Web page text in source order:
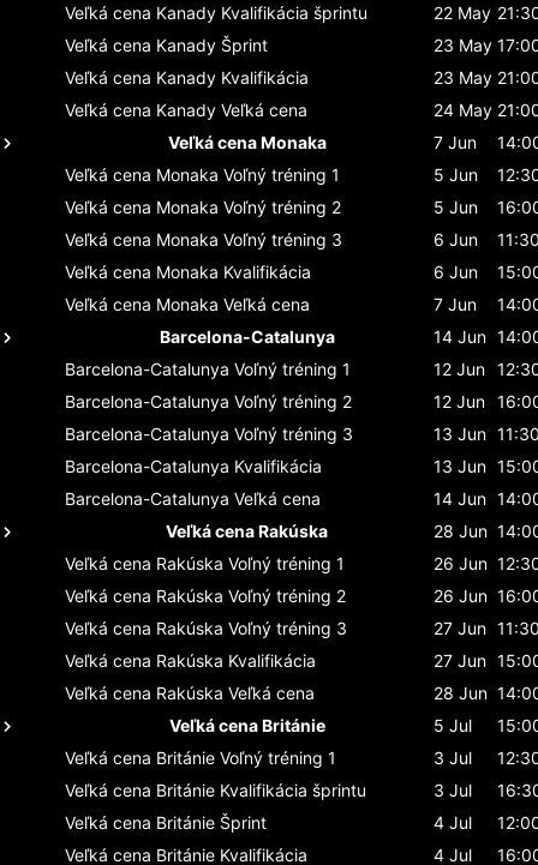
Veľká cena Kanady Kvalifikácia šprintu 22 May
Veľká cena Kanady Šprint 23 May
Veľká cena Kanady Kvalifikácia 23 May
Veľká cena Kanady Veľká cena 24 May
Veľká cena Monaka
7 Jun
Veľká cena Monaka Voľný tréning 1 5 Jun
Veľká cena Monaka Voľný tréning 2 5 Jun
Veľká cena Monaka Voľný tréning 3 6 Jun
11:30
Veľká cena Monaka Kvalifikácia 6 Jun
Veľká cena Monaka Veľká cena 7 Jun
Barcelona-Catalunya
14 Jun
Barcelona-Catalunya Voľný tréning 1 12 Jun
Barcelona-Catalunya Voľný tréning 2 12 Jun
Barcelona-Catalunya Voľný tréning 3 13 Jun 11:30
Barcelona-Catalunya Kvalifikácia 13 Jun
Barcelona-Catalunya Veľká cena 14 Jun
Veľká cena Rakúska
28 Jun
Veľká cena Rakúska Voľný tréning 1 26 Jun
Veľká cena Rakúska Voľný tréning 2 26 Jun
Veľká cena Rakúska Voľný tréning 3 27 Jun 11:30
Veľká cena Rakúska Kvalifikácia 27 Jun
Veľká cena Rakúska Veľká cena 28 Jun
Veľká cena Británie
5 Jul
Veľká cena Británie Voľný tréning 1 3 Jul
Veľká cena Británie Kvalifikácia šprintu 3 Jul
Veľká cena Británie Šprint 4 Jul
Veľká cena Británie Kvalifikácia 4 Jul